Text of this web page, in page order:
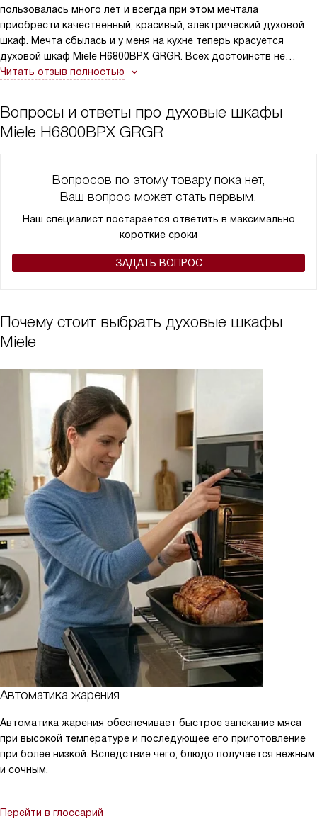
пользовалась много лет и всегда при этом мечтала
приобрести качественный, красивый, электрический духовой
шкаф. Мечта сбылась и у меня на кухне теперь красуется
духовой шкаф Miele H6800BPX GRGR. Всех достоинств не
перечислишь, просто скажу, что это супер современный шкаф,
Читать отзыв полностью
Вопросы и ответы про духовые шкафы
Miele H6800BPX GRGR
Вопросов по этому товару пока нет,
Ваш вопрос может стать первым.
Наш специалист постарается ответить в максимально
короткие сроки
ЗАДАТЬ ВОПРОС
Почему стоит выбрать духовые шкафы
Miele
Автоматика жарения
Автоматика жарения обеспечивает быстрое запекание мяса
при высокой температуре и последующее его приготовление
при более низкой. Вследствие чего, блюдо получается нежным
и сочным.
Перейти в глоссарий